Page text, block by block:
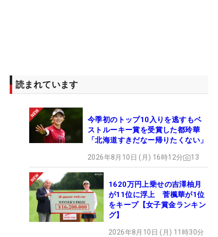
読まれています
今季初のトップ10入りを逃すもベ
ストルーキー賞を受賞した都玲華
「北海道すきだなー帰りたくない」
2026年8月10日 (月) 16時12分 13
1620万円上乗せの吉澤柚月
が11位に浮上 菅楓華が1位
をキープ【女子賞金ランキン
グ】
2026年8月10日 (月) 11時30分